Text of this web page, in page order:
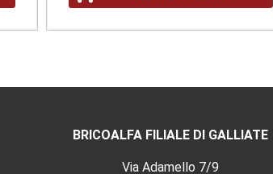
BRICOALFA FILIALE DI GALLIATE
Via Adamello 7/9